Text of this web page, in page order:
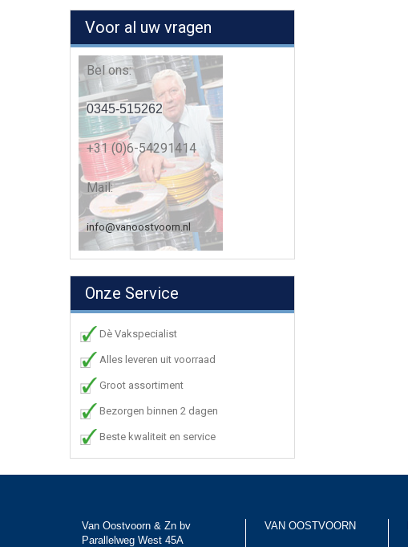
Voor al uw vragen
Bel ons:
0345-515262
+31 (0)6-54291414
Mail:
info@vanoostvoorn.nl
Onze Service
Dè Vakspecialist
Alles leveren uit voorraad
Groot assortiment
Bezorgen binnen 2 dagen
Beste kwaliteit en service
Van Oostvoorn & Zn bv
Parallelweg West 45A
VAN OOSTVOORN